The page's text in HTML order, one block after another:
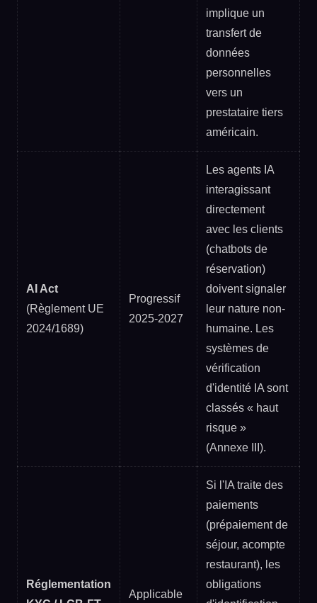
implique un
transfert de
données
personnelles
vers un
prestataire tiers
américain.
AI Act
(Règlement UE
2024/1689)
Progressif
2025-2027
Les agents IA
interagissant
directement
avec les clients
(chatbots de
réservation)
doivent signaler
leur nature non-
humaine. Les
systèmes de
vérification
d'identité IA sont
classés « haut
risque »
(Annexe III).
Réglementation
Applicable
Si l'IA traite des
paiements
(prépaiement de
séjour, acompte
restaurant), les
obligations